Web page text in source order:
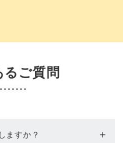
るご質問
ますか？